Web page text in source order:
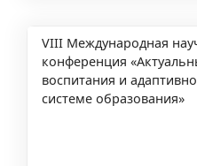
VIII Международная
конференция
воспитания и
системе образования»